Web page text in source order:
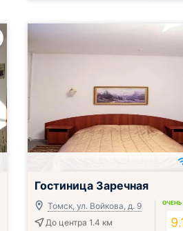
Включён завтрак, обед и ужин
Гостиница Заречная
Томск, ул. Войкова, д. 9
До центра 1.4 км